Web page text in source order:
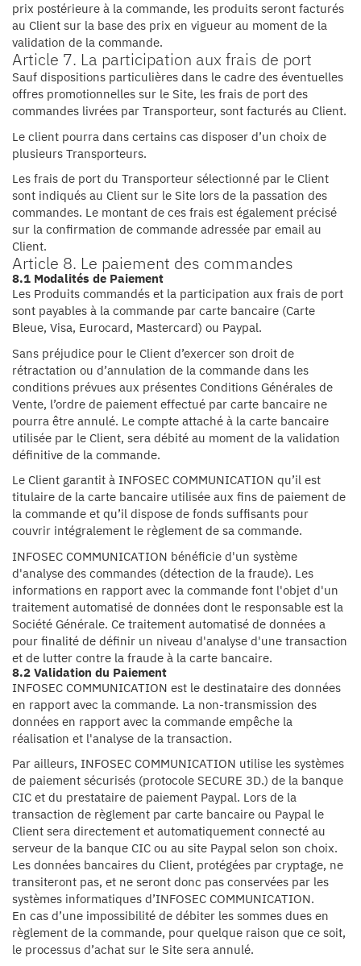
prix postérieure à la commande, les produits seront facturés
au Client sur la base des prix en vigueur au moment de la
validation de la commande.
Article 7. La participation aux frais de port
Sauf dispositions particulières dans le cadre des éventuelles
offres promotionnelles sur le Site, les frais de port des
commandes livrées par Transporteur, sont facturés au Client.
Le client pourra dans certains cas disposer d’un choix de
plusieurs Transporteurs.
Les frais de port du Transporteur sélectionné par le Client
sont indiqués au Client sur le Site lors de la passation des
commandes. Le montant de ces frais est également précisé
sur la confirmation de commande adressée par email au
Client.
Article 8. Le paiement des commandes
8.1 Modalités de Paiement
Les Produits commandés et la participation aux frais de port
sont payables à la commande par carte bancaire (Carte
Bleue, Visa, Eurocard, Mastercard) ou Paypal.
Sans préjudice pour le Client d’exercer son droit de
rétractation ou d’annulation de la commande dans les
conditions prévues aux présentes Conditions Générales de
Vente, l’ordre de paiement effectué par carte bancaire ne
pourra être annulé. Le compte attaché à la carte bancaire
utilisée par le Client, sera débité au moment de la validation
définitive de la commande.
Le Client garantit à INFOSEC COMMUNICATION qu’il est
titulaire de la carte bancaire utilisée aux fins de paiement de
la commande et qu’il dispose de fonds suffisants pour
couvrir intégralement le règlement de sa commande.
INFOSEC COMMUNICATION bénéficie d'un système
d'analyse des commandes (détection de la fraude). Les
informations en rapport avec la commande font l'objet d'un
traitement automatisé de données dont le responsable est la
Société Générale. Ce traitement automatisé de données a
pour finalité de définir un niveau d'analyse d'une transaction
et de lutter contre la fraude à la carte bancaire.
8.2 Validation du Paiement
INFOSEC COMMUNICATION est le destinataire des données
en rapport avec la commande. La non-transmission des
données en rapport avec la commande empêche la
réalisation et l'analyse de la transaction.
Par ailleurs, INFOSEC COMMUNICATION utilise les systèmes
de paiement sécurisés (protocole SECURE 3D.) de la banque
CIC et du prestataire de paiement Paypal. Lors de la
transaction de règlement par carte bancaire ou Paypal le
Client sera directement et automatiquement connecté au
serveur de la banque CIC ou au site Paypal selon son choix.
Les données bancaires du Client, protégées par cryptage, ne
transiteront pas, et ne seront donc pas conservées par les
systèmes informatiques d’INFOSEC COMMUNICATION.
En cas d’une impossibilité de débiter les sommes dues en
règlement de la commande, pour quelque raison que ce soit,
le processus d’achat sur le Site sera annulé.